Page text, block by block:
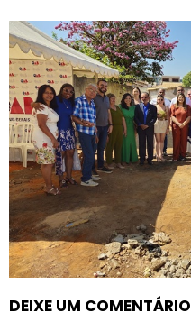
DEIXE UM COMENTÁRIO